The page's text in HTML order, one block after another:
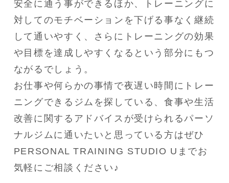
安全に通う事ができるほか、トレーニングに
対してのモチベーションを下げる事なく継続
して通いやすく、さらにトレーニングの効果
や目標を達成しやすくなるという部分にもつ
ながるでしょう。
お仕事や何らかの事情で夜遅い時間にトレー
ニングできるジムを探している、食事や生活
改善に関するアドバイスが受けられるパーソ
ナルジムに通いたいと思っている方はぜひ
PERSONAL TRAINING STUDIO Uまでお
気軽にご相談ください♪